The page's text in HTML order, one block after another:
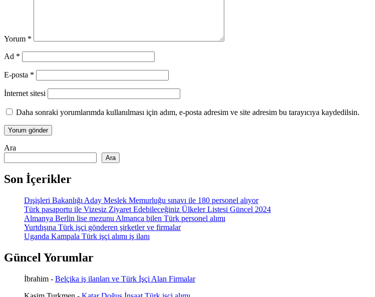
Yorum *
Ad *
E-posta *
İnternet sitesi
Daha sonraki yorumlarımda kullanılması için adım, e-posta adresim ve site adresim bu tarayıcıya kaydedilsin.
Ara
Ara
Son İçerikler
Dışişleri Bakanlığı Aday Meslek Memurluğu sınavı ile 180 personel alıyor
Türk pasaportu ile Vizesiz Ziyaret Edebileceğiniz Ülkeler Listesi Güncel 2024
Almanya Berlin lise mezunu Almanca bilen Türk personel alımı
Yurtdışına Türk işçi gönderen şirketler ve firmalar
Uganda Kampala Türk işçi alımı iş ilanı
Güncel Yorumlar
İbrahim - Belçika iş ilanları ve Türk İşçi Alan Firmalar